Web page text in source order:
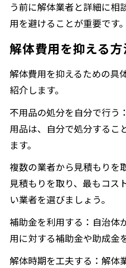
う前に解体業者と詳細に相
用を避けることが重要です。
解体費用を抑える
解体費用を抑えるための具
紹介します。
不用品の処分を自分で行う
用品は、自分で処分するこ
ます。
複数の業者から見積もりを
見積もりを取り、最もコス
い業者を選びましょう。
補助金を利用する：自治体
用に対する補助金や助成金
解体時期を工夫する：解体